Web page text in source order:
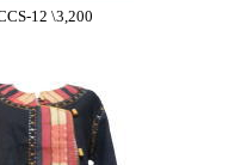
12 \3,200